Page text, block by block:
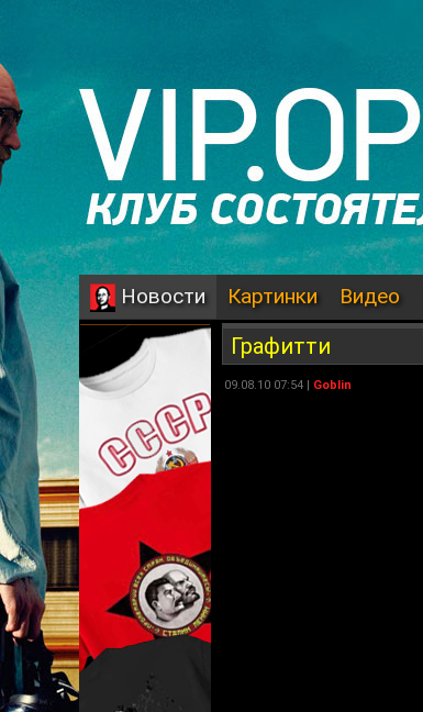
Новости Картинки Видео
Графитти
09.08.10 07:54 | Goblin